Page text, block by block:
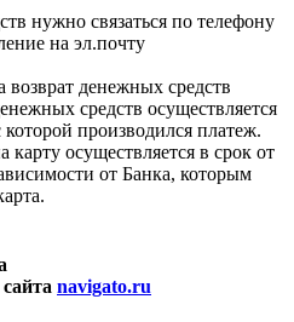
нужно связаться по телефону
на эл.почту
возврат денежных средств
средств осуществляется
производился платеж.
осуществляется в срок от
от Банка, которым
navigato.ru